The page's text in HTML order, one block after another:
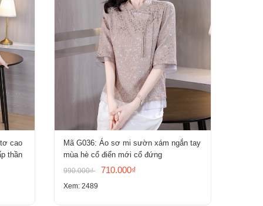
cao
thần
Mã G036: Áo sơ mi sườn xám ngắn tay
mùa hè cổ điển mới cổ đứng
990.000₫ 710.000₫
Xem: 2489